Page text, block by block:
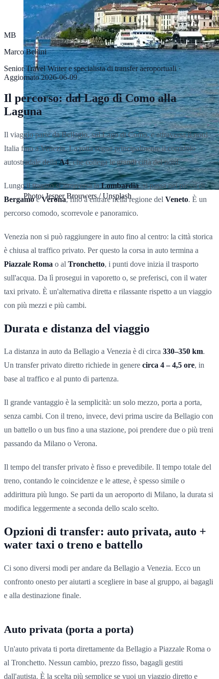
Photo: Jesper Brouwers / Unsplash
MB
Marco Bellini
Senior Travel Writer e specialista di transfer aeroportuali·
Aggiornato 2026-06-09
Il percorso: dal Lago di Como alla
Laguna
Il viaggio parte da Bellagio, sul Lago di Como, e attraversa il nord
Italia fino a Venezia. La rotta segue principalmente il corridoio
autostradale dellaA4, che collega le grandi città del nord.
Lungo il tragitto si attraversa laLombardia, si passa nei pressi di
BergamoeVerona, fino a entrare nella regione del Veneto. È un
percorso comodo, scorrevole e panoramico.
Venezia non si può raggiungere in auto fino al centro: la città storica
è chiusa al traffico privato. Per questo la corsa in auto termina a
Piazzale Roma o al Tronchetto, i punti dove inizia il trasporto
sull'acqua. Da lì prosegui in vaporetto o, se preferisci, con il water
taxi privato. È un'alternativa diretta e rilassante rispetto a un viaggio
con più mezzi e più cambi.
Durata e distanza del viaggio
La distanza in auto da Bellagio a Venezia è di circa 330–350 km.
Un transfer privato diretto richiede in genere circa 4 – 4,5 ore, in
base al traffico e al punto di partenza.
Il grande vantaggio è la semplicità: un solo mezzo, porta a porta,
senza cambi. Con il treno, invece, devi prima uscire da Bellagio con
un battello o un bus fino a una stazione, poi prendere due o più treni
passando da Milano o Verona.
Il tempo del transfer privato è fisso e prevedibile. Il tempo totale del
treno, contando le coincidenze e le attese, è spesso simile o
addirittura più lungo. Se parti da un aeroporto di Milano, la durata si
modifica leggermente a seconda dello scalo scelto.
Opzioni di transfer: auto privata, auto +
water taxi o treno e battello
Ci sono diversi modi per andare da Bellagio a Venezia. Ecco un
confronto onesto per aiutarti a scegliere in base al gruppo, ai bagagli
e alla destinazione finale.
Auto privata (porta a porta)
Un'auto privata ti porta direttamente da Bellagio a Piazzale Roma o
al Tronchetto. Nessun cambio, prezzo fisso, bagagli gestiti
dall'autista. È la scelta più semplice se vuoi un viaggio diretto e